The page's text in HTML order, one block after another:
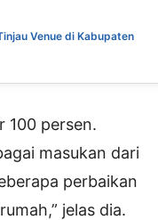
Venue di Kabupaten
100 persen.
masukan dari
perbaikan
jelas dia.